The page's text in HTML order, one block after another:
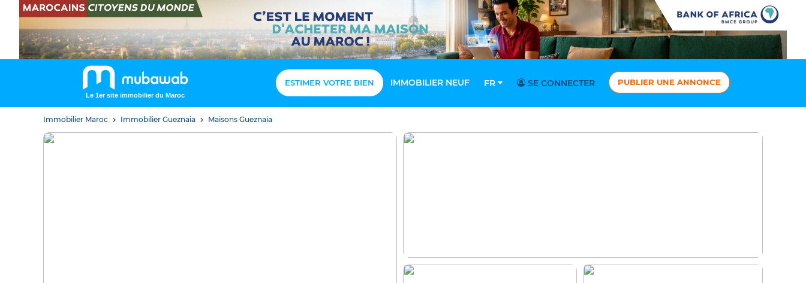
Le 1er site immobilier du Maroc
ESTIMER VOTRE BIEN IMMOBILIER NEUF FR SE CONNECTER PUBLIER UNE ANNONCE
Immobilier Maroc Immobilier Gueznaia Maisons Gueznaia